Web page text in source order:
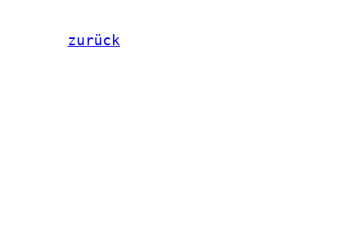
zurück